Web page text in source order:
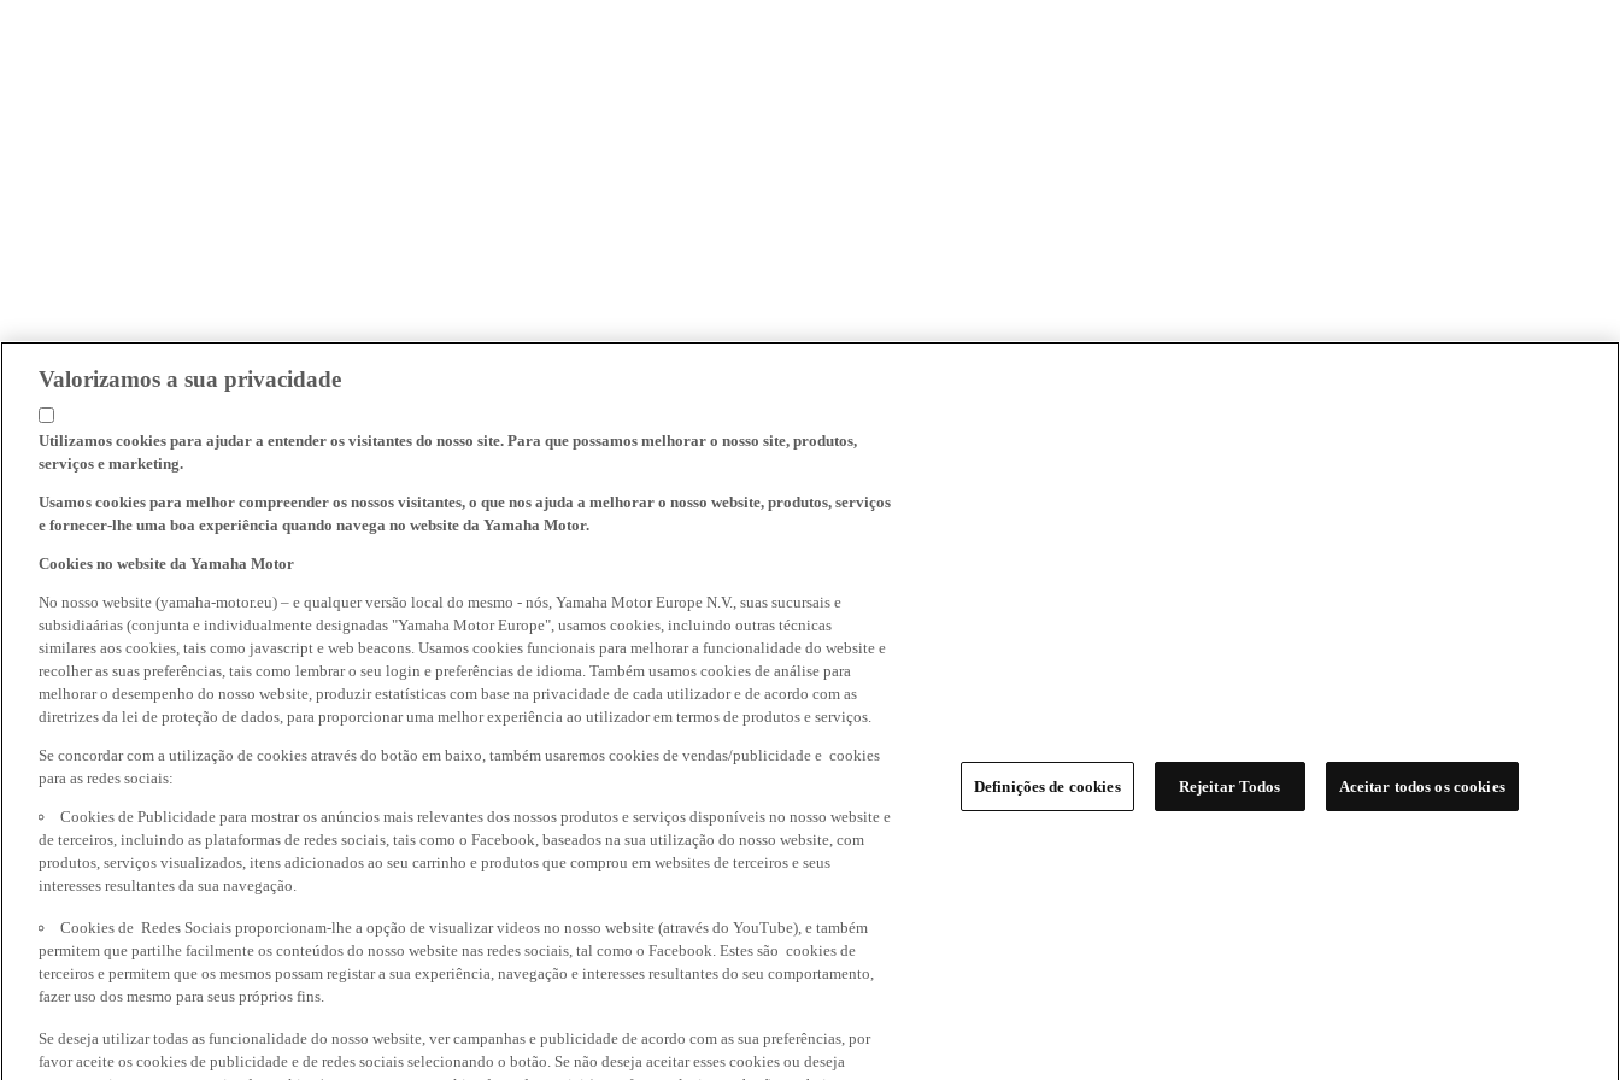
Valorizamos a sua privacidade
Utilizamos cookies para ajudar a entender os visitantes do nosso site. Para que possamos melhorar o nosso site, produtos,
serviços e marketing.
Usamos cookies para melhor compreender os nossos visitantes, o que nos ajuda a melhorar o nosso website, produtos, serviços
e fornecer-lhe uma boa experiência quando navega no website da Yamaha Motor.
Cookies no website da Yamaha Motor
No nosso website (yamaha-motor.eu) – e qualquer versão local do mesmo - nós, Yamaha Motor Europe N.V., suas sucursais e
subsidiaárias (conjunta e individualmente designadas "Yamaha Motor Europe", usamos cookies, incluindo outras técnicas
similares aos cookies, tais como javascript e web beacons. Usamos cookies funcionais para melhorar a funcionalidade do website e
recolher as suas preferências, tais como lembrar o seu login e preferências de idioma. Também usamos cookies de análise para
melhorar o desempenho do nosso website, produzir estatísticas com base na privacidade de cada utilizador e de acordo com as
diretrizes da lei de proteção de dados, para proporcionar uma melhor experiência ao utilizador em termos de produtos e serviços.
Se concordar com a utilização de cookies através do botão em baixo, também usaremos cookies de vendas/publicidade e cookies
para as redes sociais:
Cookies de Publicidade para mostrar os anúncios mais relevantes dos nossos produtos e serviços disponíveis no nosso website e
de terceiros, incluindo as plataformas de redes sociais, tais como o Facebook, baseados na sua utilização do nosso website, com
produtos, serviços visualizados, itens adicionados ao seu carrinho e produtos que comprou em websites de terceiros e seus
interesses resultantes da sua navegação.
Cookies de Redes Sociais proporcionam-lhe a opção de visualizar videos no nosso website (através do YouTube), e também
permitem que partilhe facilmente os conteúdos do nosso website nas redes sociais, tal como o Facebook. Estes são cookies de
terceiros e permitem que os mesmos possam registar a sua experiência, navegação e interesses resultantes do seu comportamento,
fazer uso dos mesmo para seus próprios fins.
Se deseja utilizar todas as funcionalidade do nosso website, ver campanhas e publicidade de acordo com as sua preferências, por
favor aceite os cookies de publicidade e de redes sociais selecionando o botão. Se não deseja aceitar esses cookies ou deseja
Definições de cookies Rejeitar Todos Aceitar todos os cookies